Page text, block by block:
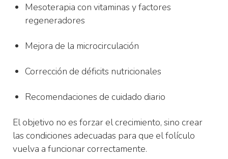
Mesoterapia con vitaminas y factores
regeneradores
Mejora de la microcirculación
Corrección de déficits nutricionales
Recomendaciones de cuidado diario
El objetivo no es forzar el crecimiento, sino crear
las condiciones adecuadas para que el folículo
vuelva a funcionar correctamente.